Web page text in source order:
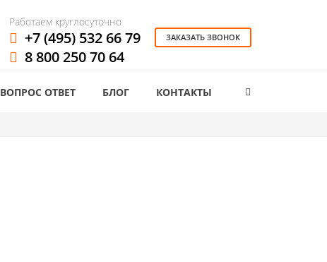
Работаем круглосуточно
+7 (495) 532 66 79
8 800 250 70 64
ЗАКАЗАТЬ ЗВОНОК
ВОПРОС ОТВЕТ БЛОГ КОНТАКТЫ